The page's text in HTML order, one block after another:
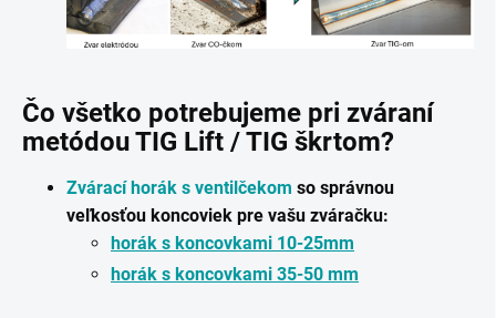
Čo všetko potrebujeme pri zváraní
metódou TIG Lift / TIG škrtom?
Zvárací horák s ventilčekom so správnou
veľkosťou koncoviek pre vašu zváračku:
horák s koncovkami 10-25mm
horák s koncovkami 35-50 mm